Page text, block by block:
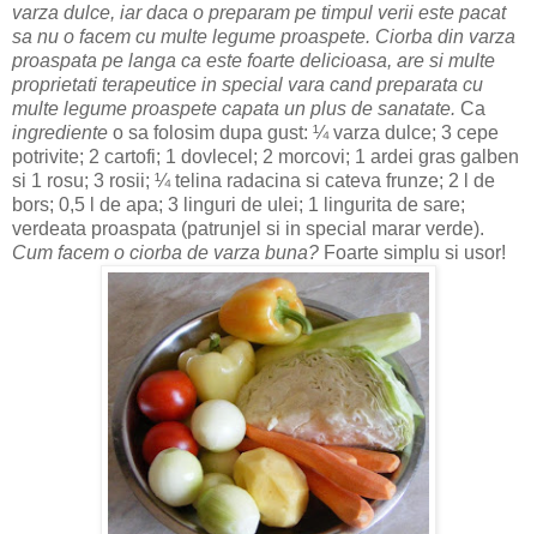
varza dulce, iar daca o preparam pe timpul verii este pacat
sa nu o facem cu multe legume proaspete. Ciorba din varza
proaspata pe langa ca este foarte delicioasa, are si multe
proprietati terapeutice in special vara cand preparata cu
multe legume proaspete capata un plus de sanatate. Ca
ingrediente o sa folosim dupa gust: ¼ varza dulce; 3 cepe
potrivite; 2 cartofi; 1 dovlecel; 2 morcovi; 1 ardei gras galben
si 1 rosu; 3 rosii; ¼ telina radacina si cateva frunze; 2 l de
bors; 0,5 l de apa; 3 linguri de ulei; 1 lingurita de sare;
verdeata proaspata (patrunjel si in special marar verde).
Cum facem o ciorba de varza buna? Foarte simplu si usor!